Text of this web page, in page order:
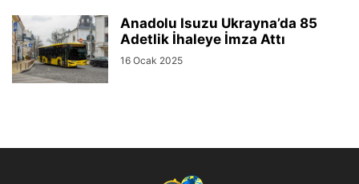
Anadolu Isuzu Ukrayna’da 85
Adetlik İhaleye İmza Attı
16 Ocak 2025